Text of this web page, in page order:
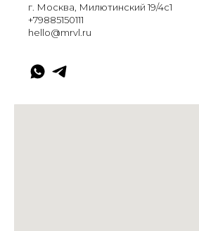
г. Москва, Милютинский 19/4с1
+79885150111
hello@mrvl.ru